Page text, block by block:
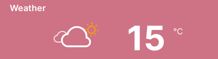
Weather
15 ℃